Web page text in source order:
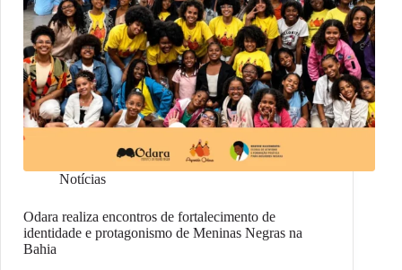
Notícias
Odara realiza encontros de fortalecimento de
identidade e protagonismo de Meninas Negras na
Bahia